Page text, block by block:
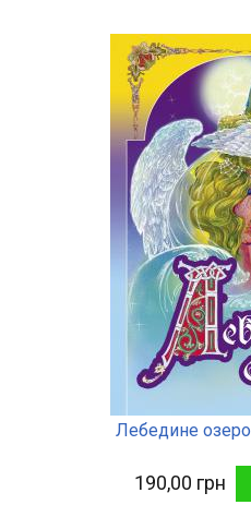
Лебедине озеро
190,00 грн